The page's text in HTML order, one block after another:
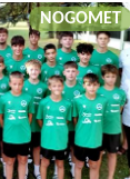
NOGOMET